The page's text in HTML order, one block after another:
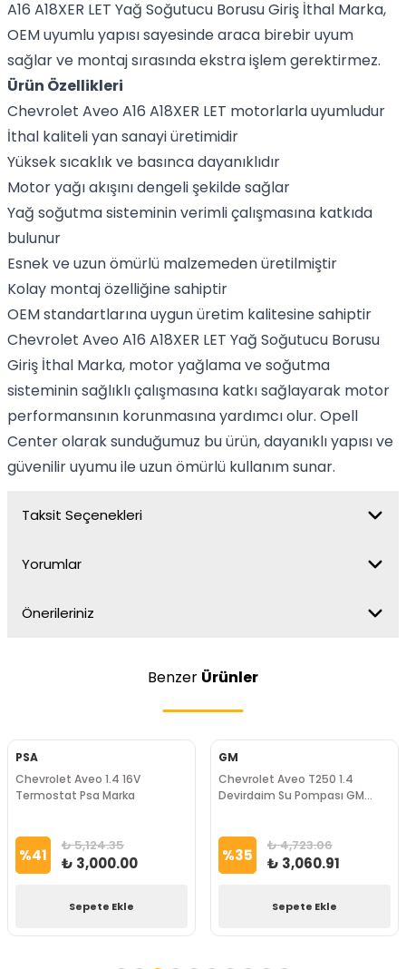
A16 A18XER LET Yağ Soğutucu Borusu Giriş İthal Marka,
OEM uyumlu yapısı sayesinde araca birebir uyum
sağlar ve montaj sırasında ekstra işlem gerektirmez.
Ürün Özellikleri
Chevrolet Aveo A16 A18XER LET motorlarla uyumludur
İthal kaliteli yan sanayi üretimidir
Yüksek sıcaklık ve basınca dayanıklıdır
Motor yağı akışını dengeli şekilde sağlar
Yağ soğutma sisteminin verimli çalışmasına katkıda
bulunur
Esnek ve uzun ömürlü malzemeden üretilmiştir
Kolay montaj özelliğine sahiptir
OEM standartlarına uygun üretim kalitesine sahiptir
Chevrolet Aveo A16 A18XER LET Yağ Soğutucu Borusu
Giriş İthal Marka, motor yağlama ve soğutma
sisteminin sağlıklı çalışmasına katkı sağlayarak motor
performansının korunmasına yardımcı olur. Opell
Center olarak sunduğumuz bu ürün, dayanıklı yapısı ve
güvenilir uyumu ile uzun ömürlü kullanım sunar.
Taksit Seçenekleri
Yorumlar
Önerileriniz
Benzer Ürünler
PSA
Chevrolet Aveo 1.4 16V
Termostat Psa Marka
%41 ₺ 5,124.35
₺ 3,000.00
Sepete Ekle
GM
Chevrolet Aveo T250 1.4
Devirdaim Su Pompası GM
%35 ₺ 4,723.06
₺ 3,060.91
Sepete Ekle